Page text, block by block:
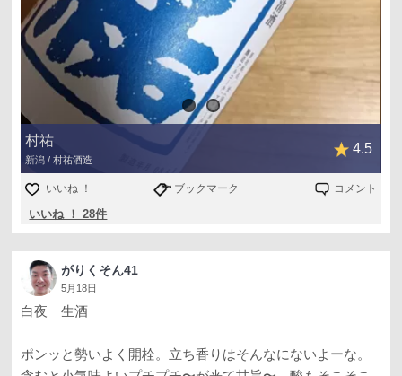
村祐
新潟 / 村祐酒造
4.5
いいね ！ ブックマーク コメント
いいね ！ 28件
がりくそん41
5月18日
白夜 生酒
ポンッと勢いよく開栓。立ち香りはそんなにないよーな。